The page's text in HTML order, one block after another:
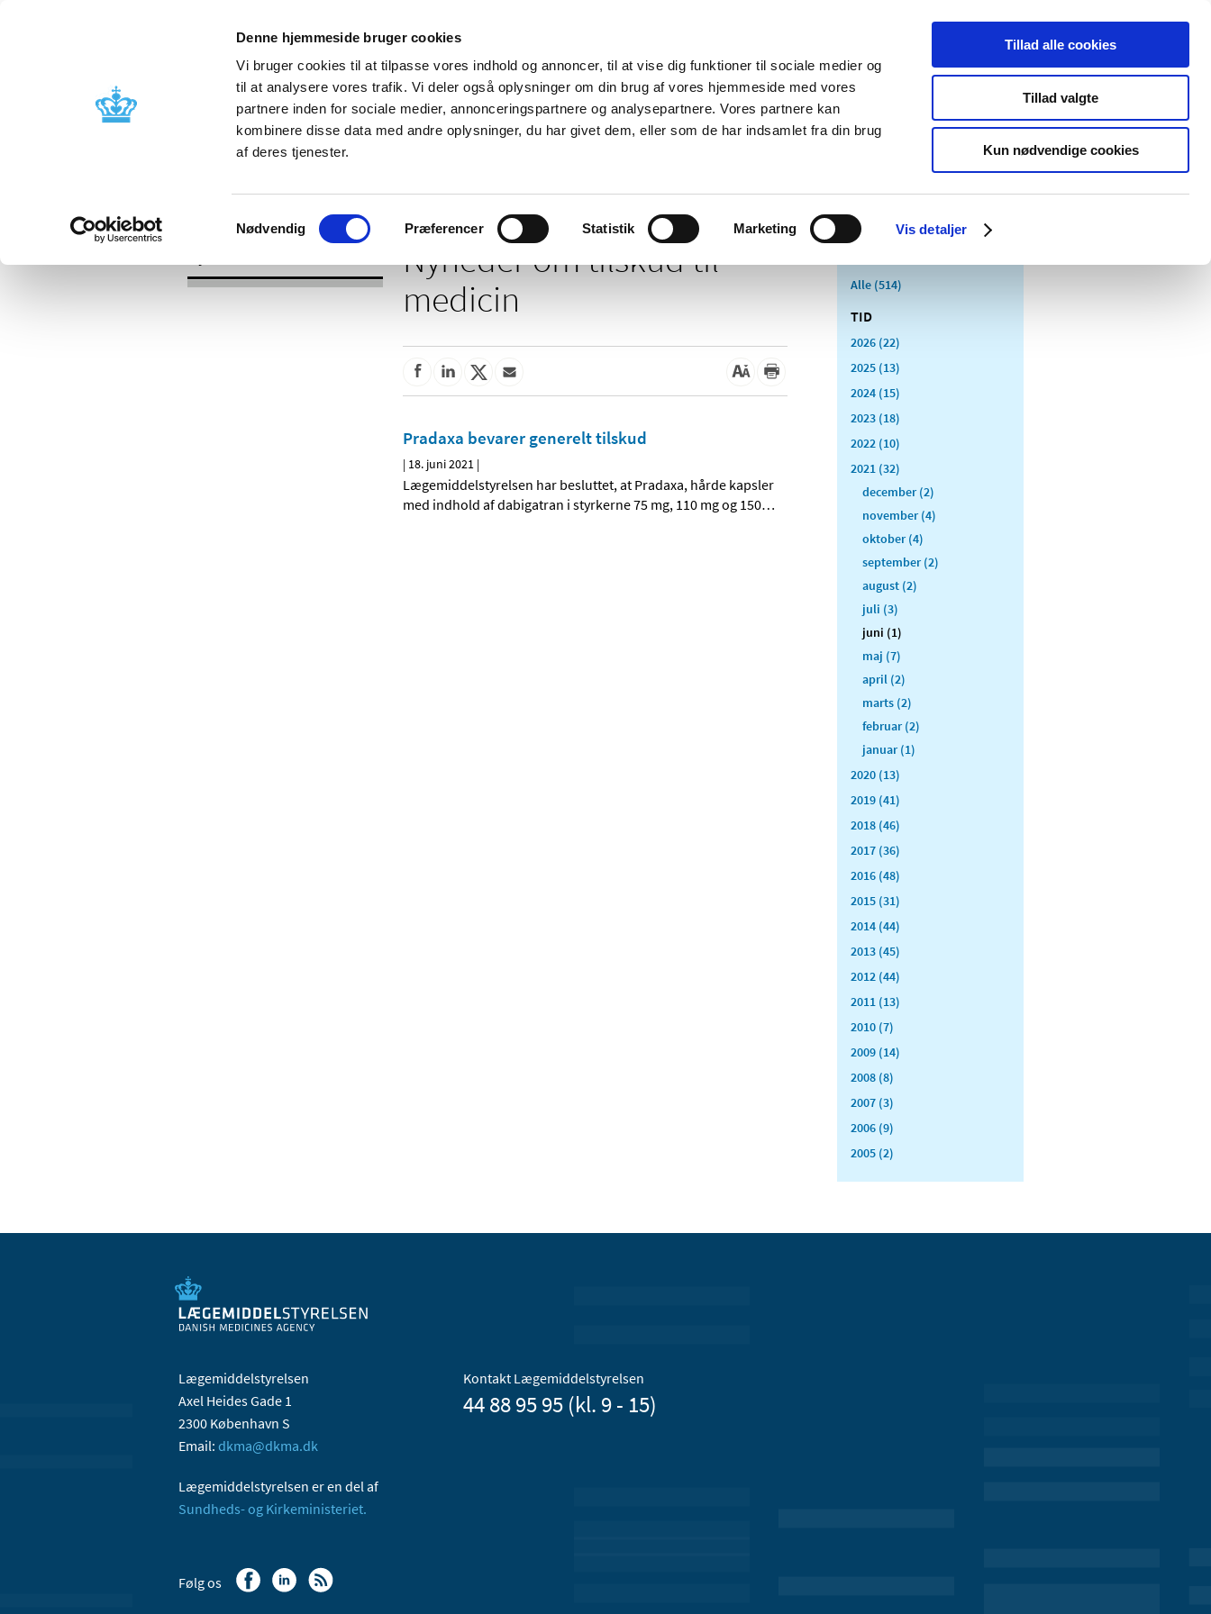
Denne hjemmeside bruger cookies
Vi bruger cookies til at tilpasse vores indhold og annoncer, til at vise dig funktioner til sociale medier og
til at analysere vores trafik. Vi deler også oplysninger om din brug af vores hjemmeside med vores
partnere inden for sociale medier, annonceringspartnere og analysepartnere. Vores partnere kan
kombinere disse data med andre oplysninger, du har givet dem, eller som de har indsamlet fra din brug
af deres tjenester.
Samtykkevalg
Nødvendig Præferencer Statistik Marketing Vis detaljer
Tillad alle cookies
Tillad valgte
Kun nødvendige cookies
Nyheder Om os Kontakt Udgivelser
Godkendelse og
Bivirkninger og
produktinformation
Tilskud og
Apoteker og salg af
Medicinsk
Særlige
produktområder
Nyheder om tilskud til
medicin
Pradaxa bevarer generelt tilskud
| 18. juni 2021 |
Lægemiddelstyrelsen har besluttet, at Pradaxa, hårde kapsler
med indhold af dabigatran i styrkerne 75 mg, 110 mg og 150…
Alle (514)
TID
2026 (22)
2025 (13)
2024 (15)
2023 (18)
2022 (10)
2021 (32)
december (2)
november (4)
oktober (4)
september (2)
august (2)
juli (3)
juni (1)
maj (7)
april (2)
marts (2)
februar (2)
januar (1)
2020 (13)
2019 (41)
2018 (46)
2017 (36)
2016 (48)
2015 (31)
2014 (44)
2013 (45)
2012 (44)
2011 (13)
2010 (7)
2009 (14)
2008 (8)
2007 (3)
2006 (9)
2005 (2)
Lægemiddelstyrelsen
Axel Heides Gade 1
2300 København S
Email: dkma@dkma.dk
Lægemiddelstyrelsen er en del af
Sundheds- og Kirkeministeriet.
Kontakt Lægemiddelstyrelsen
44 88 95 95 (kl. 9 - 15)
Følg os